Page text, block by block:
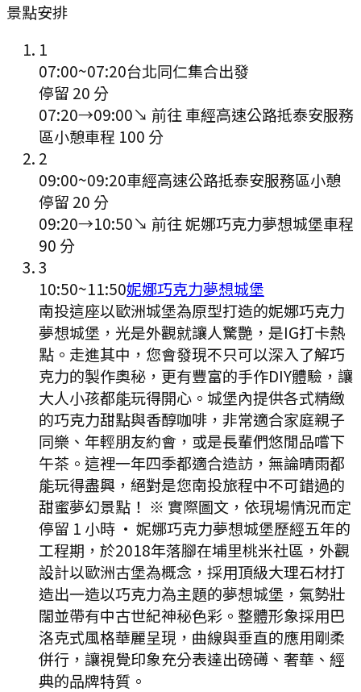
景點安排
1
07:00~07:20台北同仁集合出發
停留 20 分
07:20→09:00↘ 前往 車經高速公路抵泰安服務
區小憩車程 100 分
2
09:00~09:20車經高速公路抵泰安服務區小憩
停留 20 分
09:20→10:50↘ 前往妮娜巧克力夢想城堡車程
90 分
3
10:50~11:50妮娜巧克力夢想城堡
南投這座以歐洲城堡為原型打造的妮娜巧克力
夢想城堡，光是外觀就讓人驚艷，是IG打卡熱
點。走進其中，您會發現不只可以深入了解巧
克力的製作奧秘，更有豐富的手作DIY體驗，讓
大人小孩都能玩得開心。城堡內提供各式精緻
的巧克力甜點與香醇咖啡，非常適合家庭親子
同樂、年輕朋友約會，或是長輩們悠閒品嚐下
午茶。這裡一年四季都適合造訪，無論晴雨都
能玩得盡興，絕對是您南投旅程中不可錯過的
甜蜜夢幻景點！ ※ 實際圖文，依現場情況而定
停留 1 小時 · 妮娜巧克力夢想城堡歷經五年的
工程期，於2018年落腳在埔里桃米社區，外觀
設計以歐洲古堡為概念，採用頂級大理石材打
造出一造以巧克力為主題的夢想城堡，氣勢壯
闊並帶有中古世紀神秘色彩。整體形象採用巴
洛克式風格華麗呈現，曲線與垂直的應用剛柔
併行，讓視覺印象充分表達出磅礡、奢華、經
典的品牌特質。